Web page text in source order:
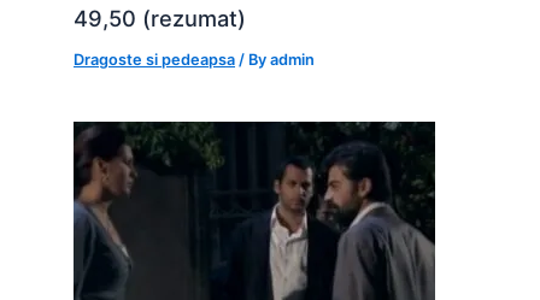
49,50 (rezumat)
Dragoste si pedeapsa / Byadmin